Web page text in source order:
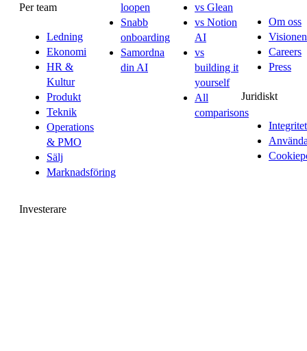
Per team
Ledning
Ekonomi
HR &
Kultur
Produkt
Teknik
Operations
& PMO
Sälj
Marknadsföring
loopen
Snabb
onboarding
Samordna
din AI
vs Glean
vs Notion
AI
vs
building it
yourself
All
comparisons
Om oss
Visionen
Careers
Press
Juridiskt
Integritet
Investerare